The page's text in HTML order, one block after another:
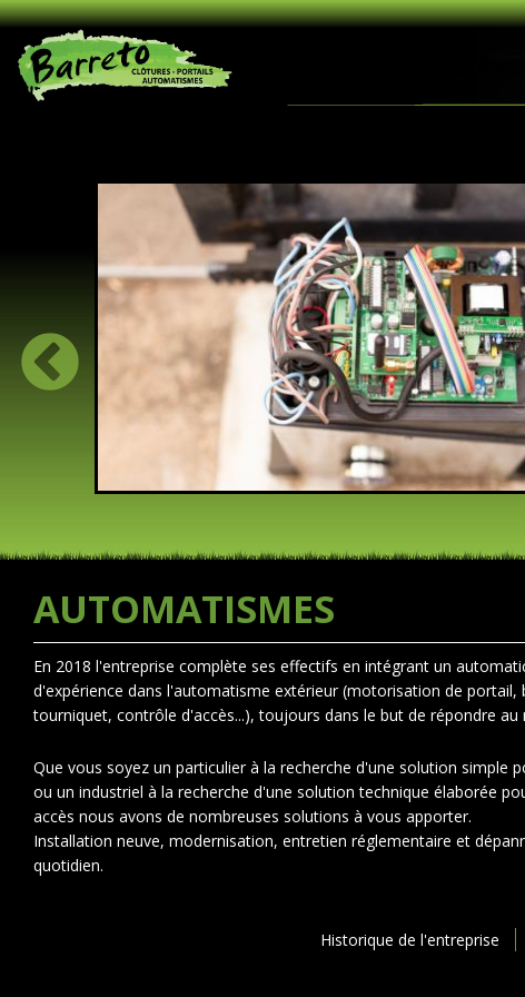
Aller au contenu principal
AUTOMATISMES
En 2018 l'entreprise complète ses effectifs en intégrant un
d'expérience dans l'automatisme extérieur (motorisation de portail,
tourniquet, contrôle d'accès...), toujours dans le but de répondre au
Que vous soyez un particulier à la recherche d'une solution simple
ou un industriel à la recherche d'une solution technique élaborée
accès nous avons de nombreuses solutions à vous apporter.
Installation neuve, modernisation, entretien réglementaire et
quotidien.
Historique de l'entreprise